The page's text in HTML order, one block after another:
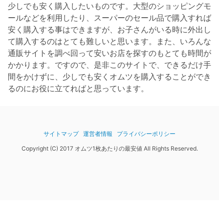
少しでも安く購入したいものです。大型のショッピングモ
ールなどを利用したり、スーパーのセール品で購入すれば
安く購入する事はできますが、お子さんがいる時に外出し
て購入するのはとても難しいと思います。また、いろんな
通販サイトを調べ回って安いお店を探すのもとても時間が
かかります。ですので、是非このサイトで、できるだけ手
間をかけずに、少しでも安くオムツを購入することができ
るのにお役に立てればと思っています。
サイトマップ 運営者情報
プライバシーポリシー
Copyright (C) 2017 オムツ1枚あたりの最安値 All Rights Reserved.